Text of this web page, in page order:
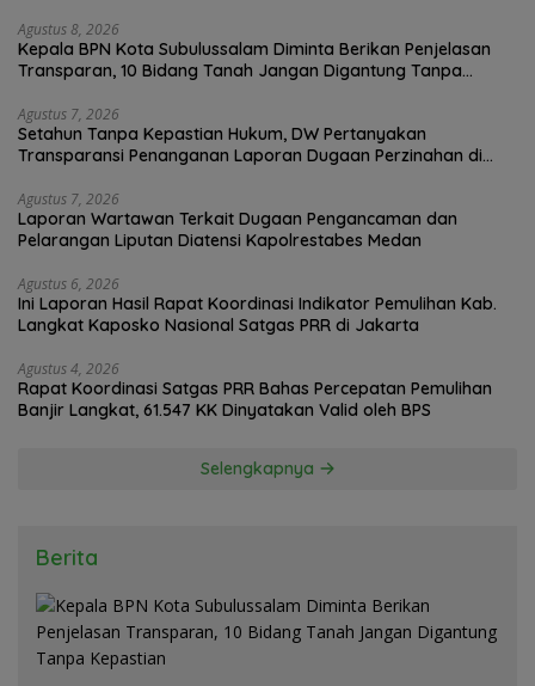
Agustus 8, 2026
Kepala BPN Kota Subulussalam Diminta Berikan Penjelasan
Transparan, 10 Bidang Tanah Jangan Digantung Tanpa
Agustus 7, 2026
Setahun Tanpa Kepastian Hukum, DW Pertanyakan
Transparansi Penanganan Laporan Dugaan Perzinahan di
Agustus 7, 2026
Laporan Wartawan Terkait Dugaan Pengancaman dan
Pelarangan Liputan Diatensi Kapolrestabes Medan
Agustus 6, 2026
Ini Laporan Hasil Rapat Koordinasi Indikator Pemulihan Kab.
Langkat Kaposko Nasional Satgas PRR di Jakarta
Agustus 4, 2026
Rapat Koordinasi Satgas PRR Bahas Percepatan Pemulihan
Banjir Langkat, 61.547 KK Dinyatakan Valid oleh BPS
Selengkapnya
Berita